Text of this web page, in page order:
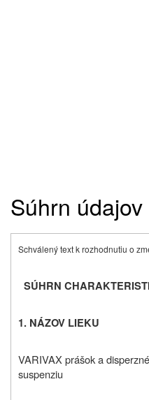
Súhrn
Schválený text k rozhodnutiu o
SÚHRN
1. NÁZOV LIEKU
VARIVAX prášok a
suspenziu